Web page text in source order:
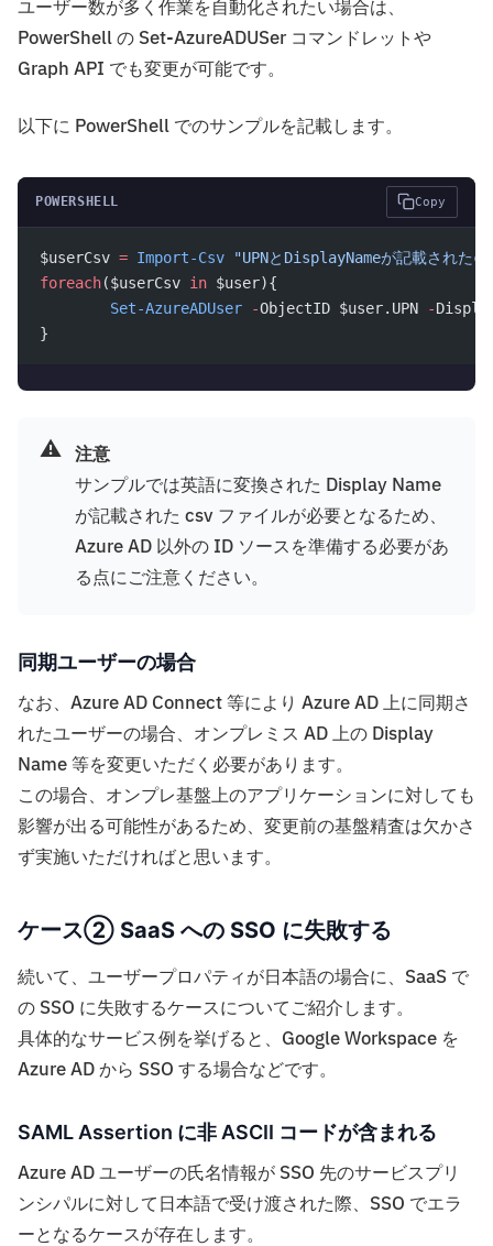
ユーザー数が多く作業を自動化されたい場合は、
PowerShell の Set-AzureADUSer コマンドレットや
Graph API でも変更が可能です。
以下に PowerShell でのサンプルを記載します。
POWERSHELL Copy
$userCsv = Import-Csv "UPNとDisplayNameが記載された
foreach($userCsv in $user){
	Set-AzureADUser
-ObjectID $user.UPN -
}
⚠️ 注意
サンプルでは英語に変換された Display Name
が記載された csv ファイルが必要となるため、
Azure AD 以外の ID ソースを準備する必要があ
る点にご注意ください。
同期ユーザーの場合
なお、Azure AD Connect 等により Azure AD 上に同期さ
れたユーザーの場合、オンプレミス AD 上の Display
Name 等を変更いただく必要があります。
この場合、オンプレ基盤上のアプリケーションに対しても
影響が出る可能性があるため、変更前の基盤精査は欠かさ
ず実施いただければと思います。
ケース② SaaS への SSO に失敗する
続いて、ユーザープロパティが日本語の場合に、SaaS で
の SSO に失敗するケースについてご紹介します。
具体的なサービス例を挙げると、Google Workspace を
Azure AD から SSO する場合などです。
SAML Assertion に非 ASCII コードが含まれる
Azure AD ユーザーの氏名情報が SSO 先のサービスプリ
ンシパルに対して日本語で受け渡された際、SSO でエラ
ーとなるケースが存在します。